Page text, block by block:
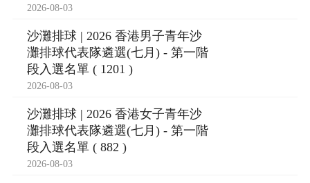
2026-08-03
沙灘排球 | 2026 香港男子青年沙
灘排球代表隊遴選(七月) - 第一階
段入選名單 ( 1201 )
2026-08-03
沙灘排球 | 2026 香港女子青年沙
灘排球代表隊遴選(七月) - 第一階
段入選名單 ( 882 )
2026-08-03